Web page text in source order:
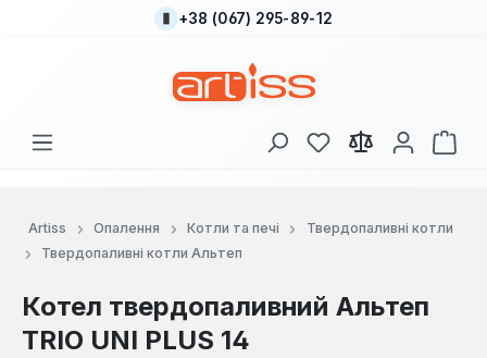
Перейти до основного вмісту
+38 (067) 295-89-12
У вас є 0 у списку
Artiss Опалення Котли та печі
Твердопаливні котли
Твердопаливні котли Альтеп
Котел твердопаливний Альтеп
TRIO UNI PLUS 14